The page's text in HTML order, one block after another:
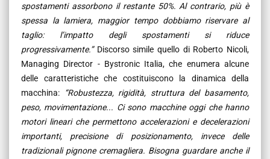
spostamenti assorbono il restante 50%. Al contrario, più è
spessa la lamiera, maggior tempo dobbiamo riservare al
taglio: l’impatto degli spostamenti si riduce
progressivamente.”Discorso simile quello di Roberto Nicoli,
Managing Director - Bystronic Italia, che enumera alcune
delle caratteristiche che costituiscono la dinamica della
macchina:
“Robustezza, rigidità, struttura del basamento,
peso, movimentazione... Ci sono macchine oggi che hanno
motori lineari chepermettono accelerazioni e decelerazioni
importanti, precisione di posizionamento, invece delle
tradizionali pignone cremagliera. Bisogna guardare ancheil